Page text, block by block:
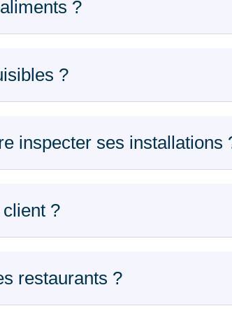
?
?
inspecter ses installations
?
restaurants ?